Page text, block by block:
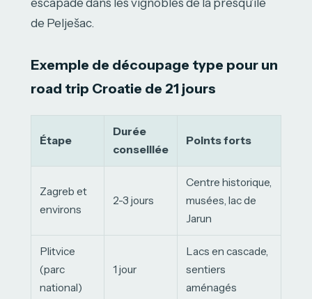
escapade dans les vignobles de la presqu’île
de Pelješac.
Exemple de découpage type pour un
road trip Croatie de 21 jours
Étape
Durée
conseillée
Points forts
Zagreb et
environs
2-3 jours
Centre historique,
musées, lac de
Jarun
Plitvice
(parc
national)
1 jour
Lacs en cascade,
sentiers
aménagés